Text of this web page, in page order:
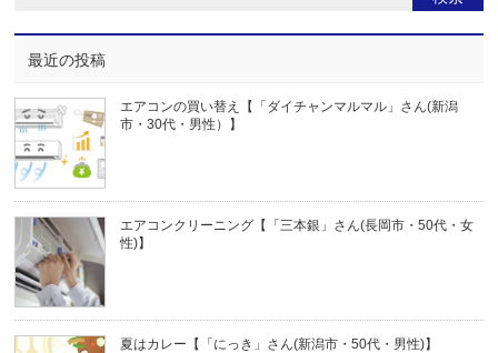
最近の投稿
エアコンの買い替え【「ダイチャンマルマル」さん(新潟
市・30代・男性）】
エアコンクリーニング【「三本銀」さん(長岡市・50代・女
性)】
夏はカレー【「にっき」さん(新潟市・50代・男性)】